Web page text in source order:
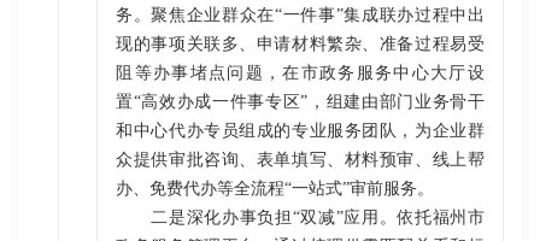
务。聚焦企业群众在“一件事”集成联办过程中出
现的事项关联多、申请材料繁杂、准备过程易受
阻等办事堵点问题，在市政务服务中心大厅设
置“高效办成一件事专区”，组建由部门业务骨干
和中心代办专员组成的专业服务团队，为企业群
众提供审批咨询、表单填写、材料预审、线上帮
办、免费代办等全流程“一站式”审前服务。
二是深化办事负担“双减”应用。依托福州市